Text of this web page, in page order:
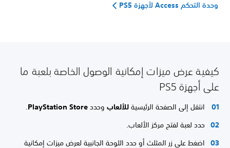
وحدة التحكم Access لأجهزة PS5
كيفية عرض ميزات إمكانية الوصول الخاصة بلعبة ما
على أجهزة PS5
انتقل إلى الصفحة الرئيسيةللألعابوحددPlayStation Store
.
حدد لعبة لفتح مركز الألعاب.
اضغط على زر المثلث أو حدد اللوحة الجانبية لعرض ميزات إمكانية